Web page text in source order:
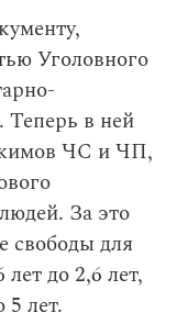
Уголовного
Теперь в ней
ЧС и ЧП,
За это
свободы для
до 2,6 лет,
лет.